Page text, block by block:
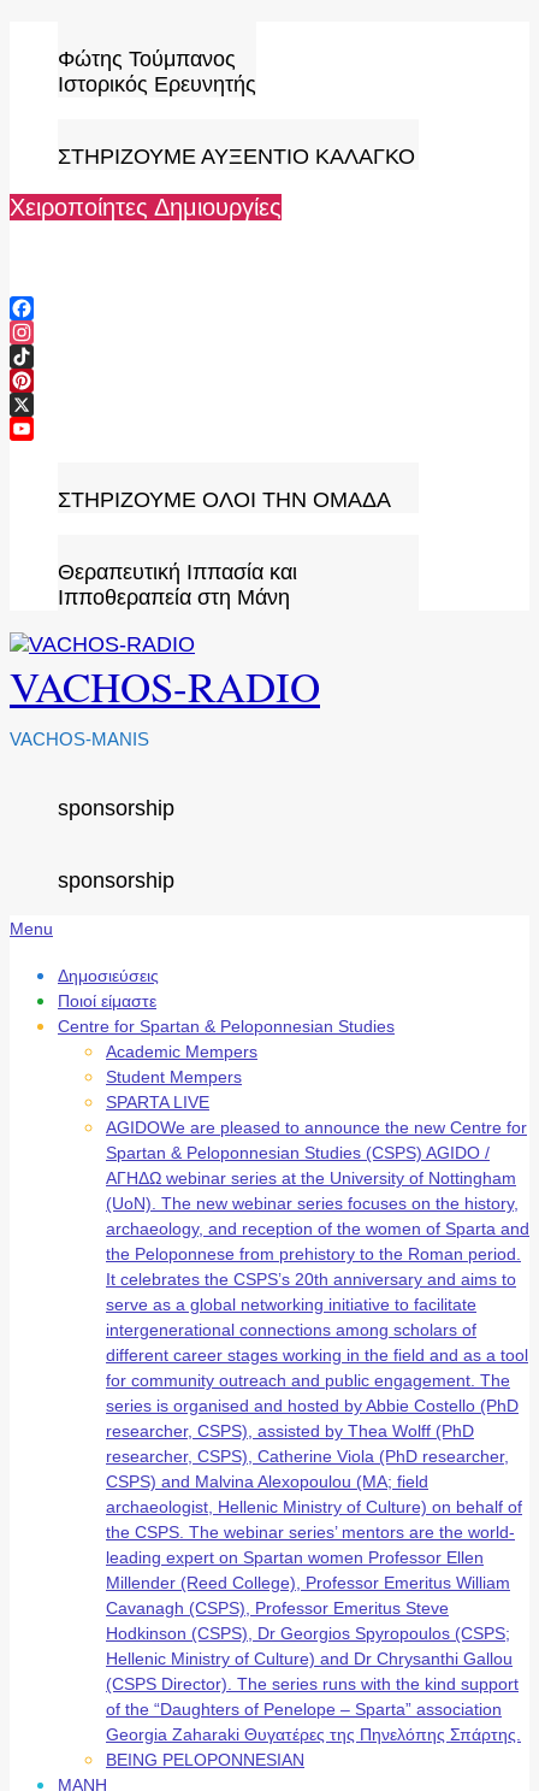
content
Φώτης Τούμπανος
Ιστορικός Ερευνητής
ΣΤΗΡΙΖΟΥΜΕ ΑΥΞΕΝΤΙΟ ΚΑΛΑΓΚΟ
Χειροποίητες Δημιουργίες
Facebook
Instagram
TikTok
Pinterest
X
ΣΤΗΡΙΖΟΥΜΕ ΟΛΟΙ ΤΗΝ ΟΜΑΔΑ
Θεραπευτική Ιππασία και
Ιπποθεραπεία στη Μάνη
VACHOS-RADIO
VACHOS-MANIS
sponsorship
sponsorship
Secondary
Menu
Menu
Δημοσιεύσεις
Ποιοί είμαστε
Centre for Spartan & Peloponnesian Studies
Academic Mempers
Student Mempers
SPARTA LIVE
AGIDOWe are pleased to announce the new Centre for
Spartan & Peloponnesian Studies (CSPS) AGIDO /
ΑΓΗΔΩ webinar series at the University of Nottingham
(UoN). The new webinar series focuses on the history,
archaeology, and reception of the women of Sparta and
the Peloponnese from prehistory to the Roman period.
It celebrates the CSPS’s 20th anniversary and aims to
serve as a global networking initiative to facilitate
intergenerational connections among scholars of
different career stages working in the field and as a tool
for community outreach and public engagement. The
series is organised and hosted by Abbie Costello (PhD
researcher, CSPS), assisted by Thea Wolff (PhD
researcher, CSPS), Catherine Viola (PhD researcher,
CSPS) and Malvina Alexopoulou (MA; field
archaeologist, Hellenic Ministry of Culture) on behalf of
the CSPS. The webinar series’ mentors are the world-
leading expert on Spartan women Professor Ellen
Millender (Reed College), Professor Emeritus William
Cavanagh (CSPS), Professor Emeritus Steve
Hodkinson (CSPS), Dr Georgios Spyropoulos (CSPS;
Hellenic Ministry of Culture) and Dr Chrysanthi Gallou
(CSPS Director). The series runs with the kind support
of the “Daughters of Penelope – Sparta” association
Georgia Zaharaki Θυγατέρες της Πηνελόπης Σπάρτης.
BEING PELOPONNESIAN
ΜΑΝΗ